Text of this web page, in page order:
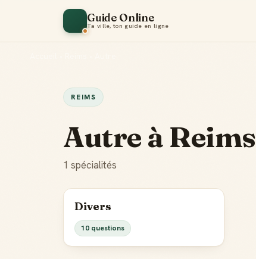
Guide Online
Ta ville, ton guide en ligne
REIMS
Autre à Reims
1 spécialités
Divers
10 questions